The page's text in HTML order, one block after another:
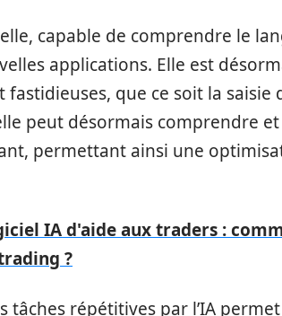
capable de comprendre le
applications. Elle est
que ce soit la saisie
peut désormais comprendre
permettant ainsi une
IA d'aide aux traders :
?
tâches répétitives par l’IA